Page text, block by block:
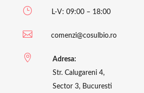
} L-V: 09:00 – 18:00
 comenzi@cosulbio.ro

Adresa:
Str. Calugareni 4,
Sector 3, Bucuresti